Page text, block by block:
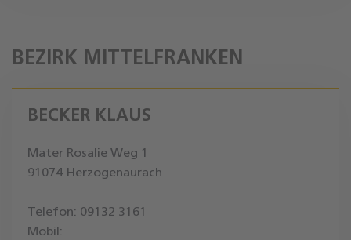
BEZIRK MITTELFRANKEN
BECKER KLAUS
Mater Rosalie Weg 1
91074 Herzogenaurach
Telefon: 09132 3161
Mobil: